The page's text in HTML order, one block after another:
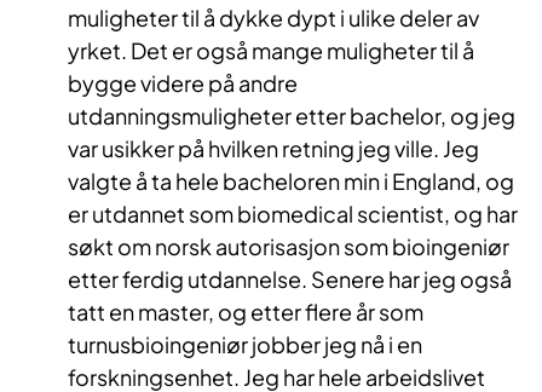
muligheter til å dykke dypt i ulike deler av
yrket. Det er også mange muligheter til å
bygge videre på andre
utdanningsmuligheter etter bachelor, og jeg
var usikker på hvilken retning jeg ville. Jeg
valgte å ta hele bacheloren min i England, og
er utdannet som biomedical scientist, og har
søkt om norsk autorisasjon som bioingeniør
etter ferdig utdannelse. Senere har jeg også
tatt en master, og etter flere år som
turnusbioingeniør jobber jeg nå i en
forskningsenhet. Jeg har hele arbeidslivet